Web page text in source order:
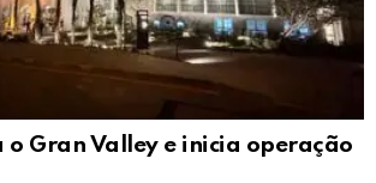
o Gran Valley e inicia operação